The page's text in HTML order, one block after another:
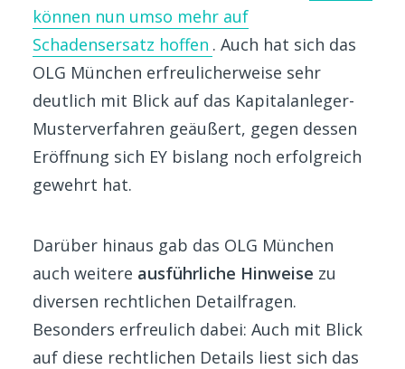
können nun umso mehr auf
Schadensersatz hoffen . Auch hat sich das
OLG München erfreulicherweise sehr
deutlich mit Blick auf das Kapitalanleger-
Musterverfahren geäußert, gegen dessen
Eröffnung sich EY bislang noch erfolgreich
gewehrt hat.
Darüber hinaus gab das OLG München
auch weitere ausführliche Hinweise zu
diversen rechtlichen Detailfragen.
Besonders erfreulich dabei: Auch mit Blick
auf diese rechtlichen Details liest sich das